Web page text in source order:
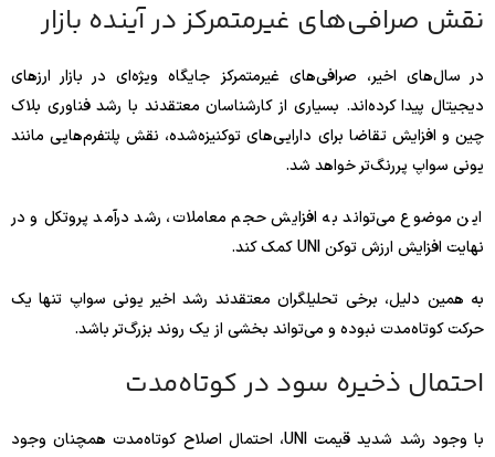
نقش صرافی‌های غیرمتمرکز در آینده بازار
در سال‌های اخیر، صرافی‌های غیرمتمرکز جایگاه ویژه‌ای در بازار ارزهای
دیجیتال پیدا کرده‌اند. بسیاری از کارشناسان معتقدند با رشد فناوری بلاک
چین و افزایش تقاضا برای دارایی‌های توکنیزه‌شده، نقش پلتفرم‌هایی مانند
یونی سواپ پررنگ‌تر خواهد شد.
این موضوع می‌تواند به افزایش حجم معاملات، رشد درآمد پروتکل و در
نهایت افزایش ارزش توکن UNI کمک کند.
به همین دلیل، برخی تحلیلگران معتقدند رشد اخیر یونی سواپ تنها یک
حرکت کوتاه‌مدت نبوده و می‌تواند بخشی از یک روند بزرگ‌تر باشد.
احتمال ذخیره سود در کوتاه‌مدت
با وجود رشد شدید قیمت UNI، احتمال اصلاح کوتاه‌مدت همچنان وجود